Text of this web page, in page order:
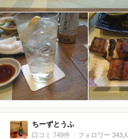
ちーずとうふ
口コミ 749件 フォロワー 343人